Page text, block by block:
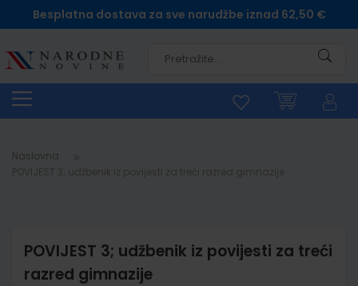
Besplatna dostava za sve narudžbe iznad 62,50 €
Naslovna
POVIJEST 3; udžbenik iz povijesti za treći
razred gimnazije